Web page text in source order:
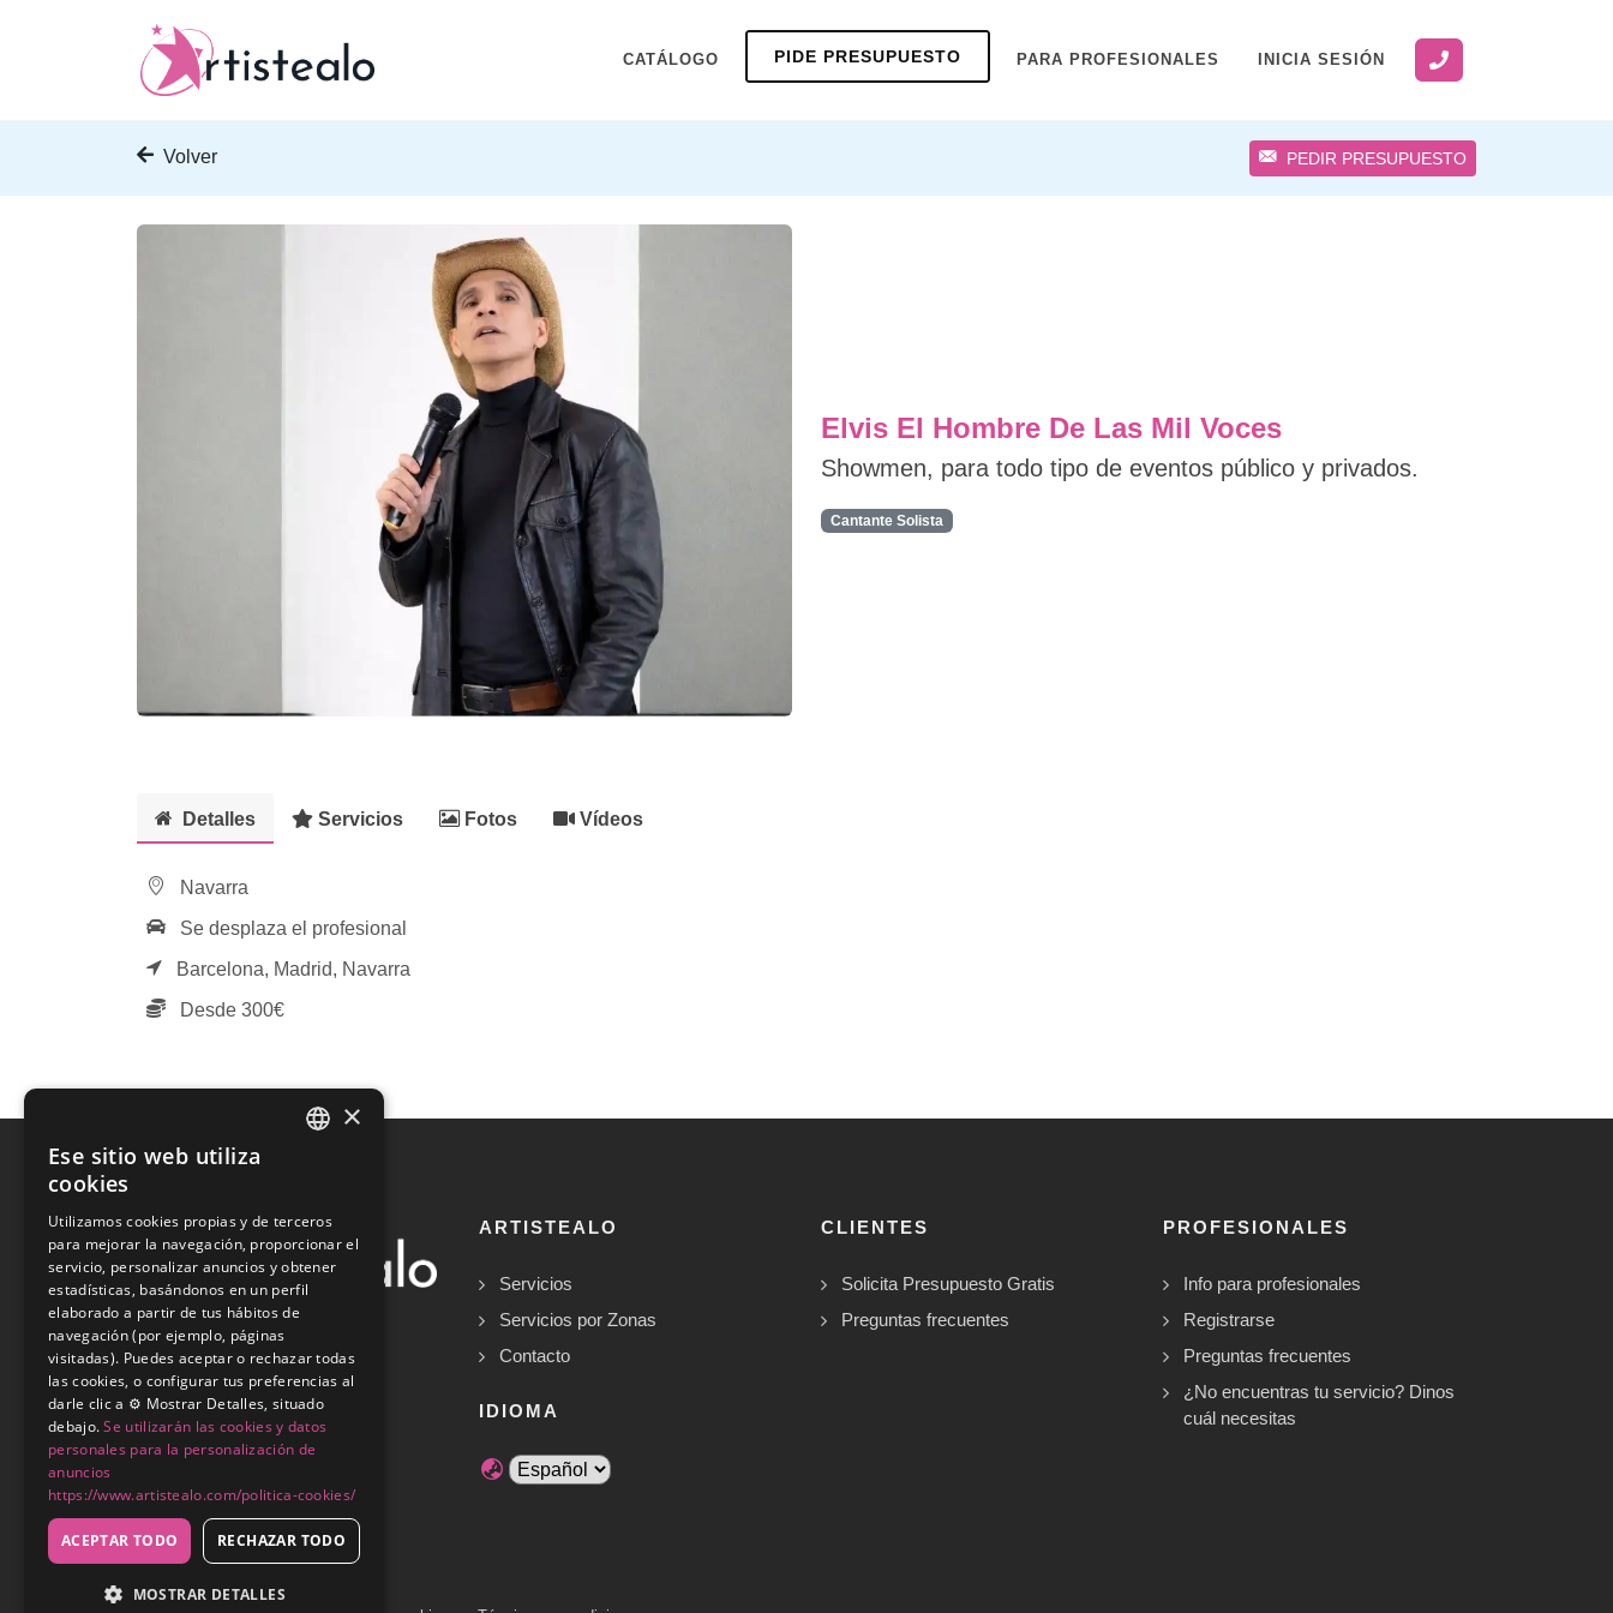
CATÁLOGO PIDE PRESUPUESTO PARA PROFESIONALES INICIA SESIÓN
Volver PEDIR PRESUPUESTO
Elvis El Hombre De Las Mil Voces
Showmen, para todo tipo de eventos público y privados.
Cantante Solista
Detalles Servicios Fotos Vídeos
Navarra
Se desplaza el profesional
Barcelona, Madrid, Navarra
Desde 300€
Copyrights © 2026
ARTISTEALO
Servicios
Servicios por Zonas
Contacto
IDIOMA
CLIENTES
Solicita Presupuesto Gratis
Preguntas frecuentes
PROFESIONALES
Info para profesionales
Registrarse
Preguntas frecuentes
¿No encuentras tu servicio? Dinos
cuál necesitas
×
Ese sitio web utiliza
cookies
Utilizamos cookies propias y de terceros
para mejorar la navegación, proporcionar el
servicio, personalizar anuncios y obtener
estadísticas, basándonos en un perfil
elaborado a partir de tus hábitos de
navegación (por ejemplo, páginas
visitadas). Puedes aceptar o rechazar todas
las cookies, o configurar tus preferencias al
darle clic a ⚙️ Mostrar Detalles, situado
debajo.Se utilizarán las cookies y datos
personales para la personalización de
anuncios
https://www.artistealo.com/politica-cookies/
ACEPTAR TODO RECHAZAR TODO
MOSTRAR DETALLES